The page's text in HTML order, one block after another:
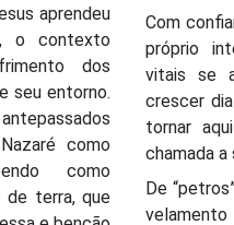
aprendeu
o contexto
dos
seu entorno.
como
como
de terra, que
Com
próprio
vitais se
crescer
tornar
chamada a
De